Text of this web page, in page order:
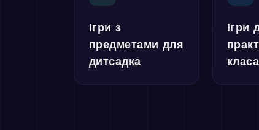
Ігри з
предметами для
дитсадка
Ігри